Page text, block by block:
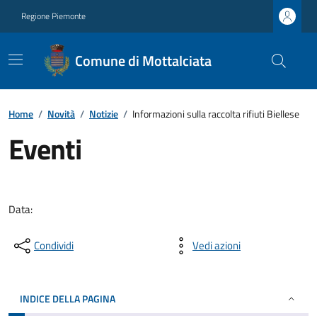
Regione Piemonte
Comune di Mottalciata
Home / Novità / Notizie / Informazioni sulla raccolta rifiuti Biellese
Eventi
Data:
Condividi Vedi azioni
INDICE DELLA PAGINA